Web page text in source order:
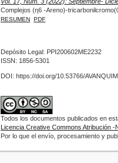
Complejos (η6 -Areno)-
RESUMEN PDF
Depósito Legal: PPI200602ME2232
ISSN: 1856-5301
DOI: https://doi.org/10.53766/AVANQUIM
Todos los documentos publicados en
Licencia Creative Commons Atribución
Por lo que el envío, procesamiento y